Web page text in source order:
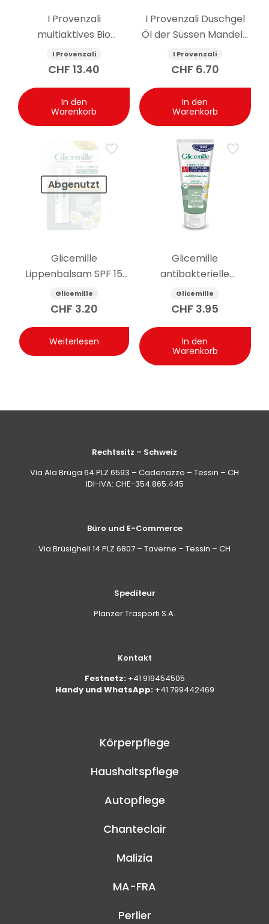
I Provenzali
multiaktives Bio
Gesichtsserum
Ligurischer Lavendel 30
I Provenzali
CHF 13.40
In den
Warenkorb
I Provenzali Duschgel
Öl der Süssen Mandeln
400 ml
I Provenzali
CHF 6.70
In den
Warenkorb
Abgenutzt
Glicemille
Lippenbalsam SPF 15
pflegend 5.5g
Glicemille
CHF 3.20
Weiterlesen
Glicemille
antibakterielle
feuchtigkeitsspendende
Handcreme 100ml
Glicemille
CHF 3.95
In den
Warenkorb
Rechtssitz – Schweiz
Via Ala Brüga 64 PLZ 6593 – Cadenazzo – Tessin – CH
IDI-IVA: CHE-354.865.445
Büro und E-Commerce
Via Brüsighell 14 PLZ 6807 – Taverne – Tessin – CH
Spediteur
Planzer Trasporti S.A.
Kontakt
Festnetz: +41 919454505
Handy und WhatsApp: +41 799442469
Körperpflege
Haushaltspflege
Autopflege
Chanteclair
Malizia
MA-FRA
Perlier